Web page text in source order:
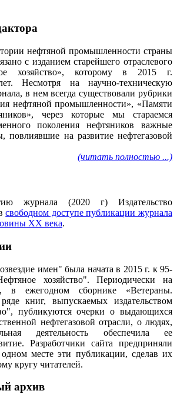
нефтяной промышленности страны
с изданием старейшего отраслевого
хозяйство», которому в 2015 г.
Несмотря на научно-техническую
в нем всегда существовали рубрики
нефтяной промышленности», «Памяти
через которые мы стараемся
поколения нефтяников важные
повлиявшие на развитие нефтегазовой
(читать полностью ...)
журнала (2020 г) Издательство
свободном доступе публикации журнала
ХХ века.
имен" была начата в 2015 г. к 95-
хозяйство". Периодически на
в ежегодном сборнике «Ветераны.
книг, выпускаемых издательством
публикуются очерки о выдающихся
нефтегазовой отрасли, о людях,
деятельность обеспечила ее
Разработчики сайта предприняли
месте эти публикации, сделав их
кругу читателей.
архив